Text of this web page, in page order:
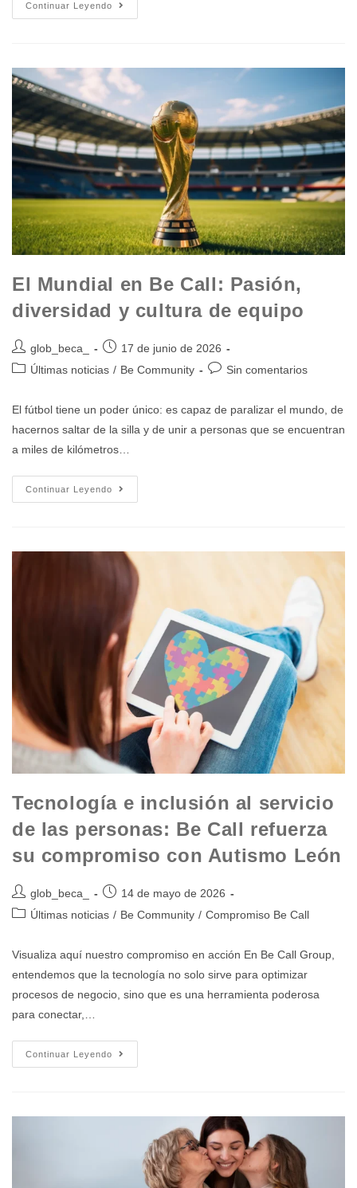
Continuar Leyendo
El Mundial en Be Call: Pasión,
diversidad y cultura de equipo
glob_beca_
17 de junio de 2026
Últimas noticias / Be Community Sin comentarios
El fútbol tiene un poder único: es capaz de paralizar el mundo, de
hacernos saltar de la silla y de unir a personas que se encuentran
a miles de kilómetros…
Continuar Leyendo
Tecnología e inclusión al servicio
de las personas: Be Call refuerza
su compromiso con Autismo León
glob_beca_
14 de mayo de 2026
Últimas noticias / Be Community / Compromiso Be Call
Visualiza aquí nuestro compromiso en acción En Be Call Group,
entendemos que la tecnología no solo sirve para optimizar
procesos de negocio, sino que es una herramienta poderosa
para conectar,…
Continuar Leyendo